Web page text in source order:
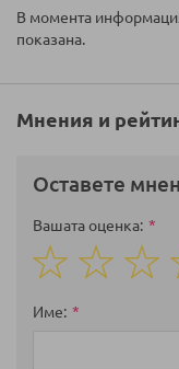
В момента
показана.
Мнения и
Оставете
Вашата оценка
star
stars
stars
stars
stars
Име